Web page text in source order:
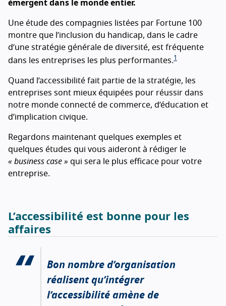
émergent dans le monde entier.
Une étude des compagnies listées par Fortune 100
montre que l’inclusion du handicap, dans le cadre
d’une stratégie générale de diversité, est fréquente
dans les entreprises les plus performantes.1
Quand l’accessibilité fait partie de la stratégie, les
entreprises sont mieux équipées pour réussir dans
notre monde connecté de commerce, d’éducation et
d’implication civique.
Regardons maintenant quelques exemples et
quelques études qui vous aideront à rédiger le
« business case » qui sera le plus efficace pour votre
entreprise.
L’accessibilité est bonne pour les
affaires
Bon nombre d’organisation
réalisent qu’intégrer
l’accessibilité amène de